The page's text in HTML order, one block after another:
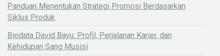
Panduan Menentukan Strategi Promosi Berdasarkan
Siklus Produk
Biodata David Bayu: Profil, Perjalanan Karier, dan
Kehidupan Sang Musisi